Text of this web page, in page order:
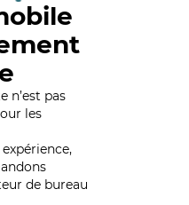
n’est pas
les
de bureau